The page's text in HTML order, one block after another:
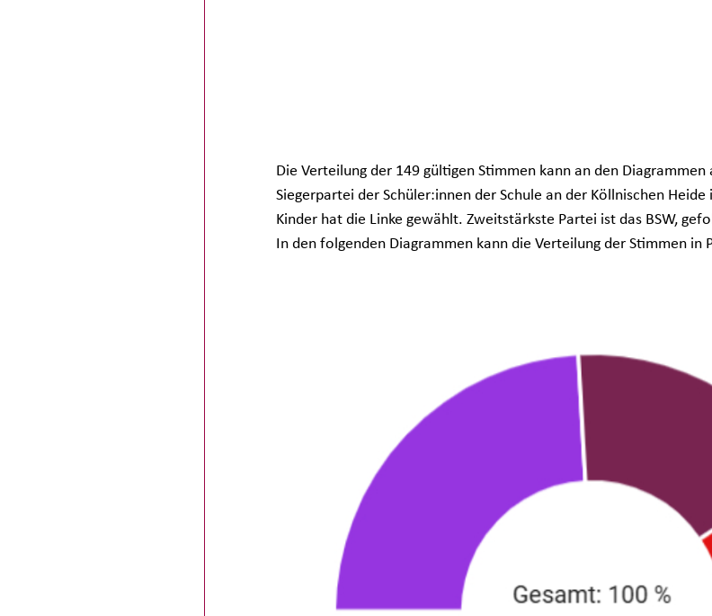
Die Verteilung der 149 gültigen Stimmen kann an den Diagrammen
Siegerpartei der Schüler:innen der Schule an der Köllnischen
Kinder hat die Linke gewählt. Zweitstärkste Partei ist das BSW,
In den folgenden Diagrammen kann die Verteilung der Stimmen in